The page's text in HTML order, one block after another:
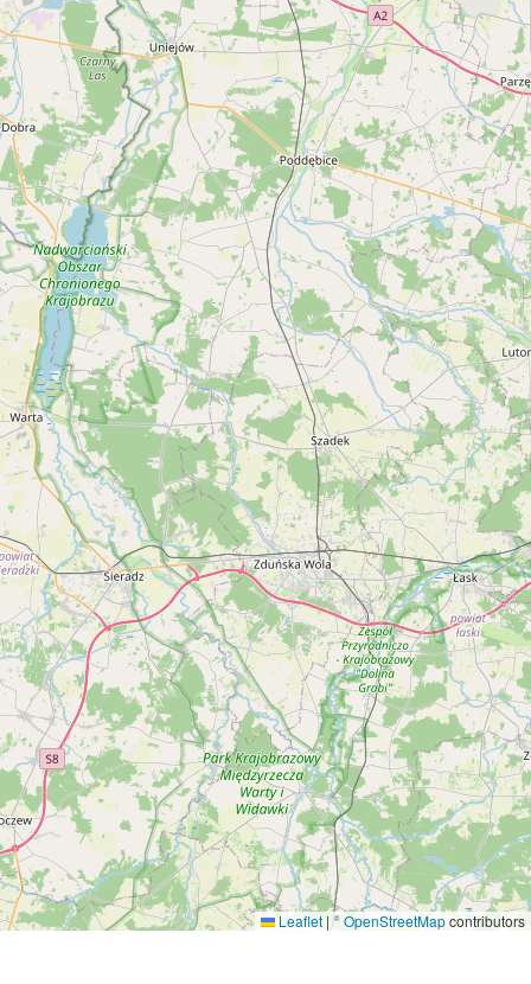
Leaflet |©OpenStreetMapcontributors